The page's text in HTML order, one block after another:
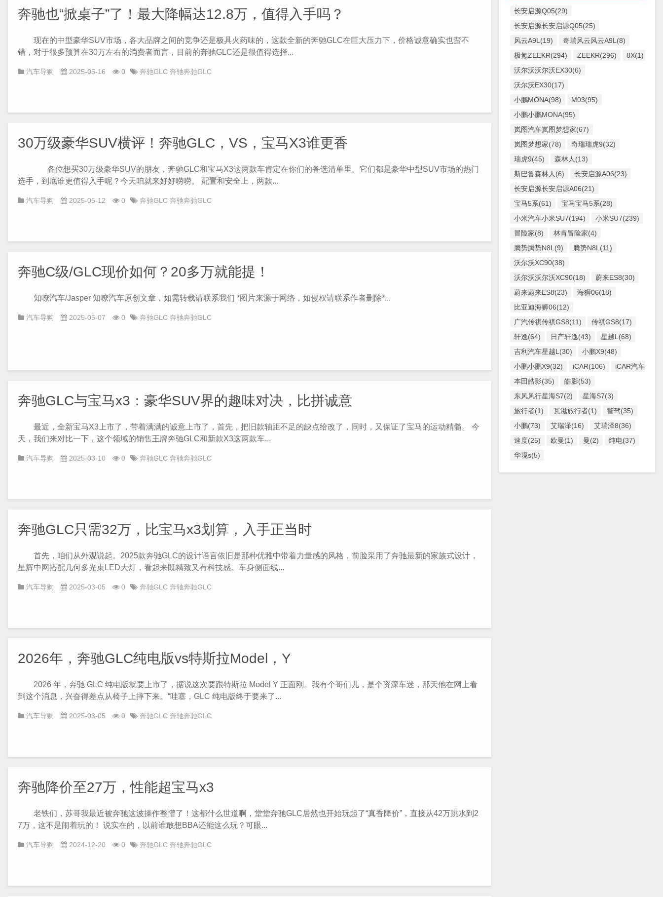
奔驰也“掀桌子”了！最大降幅达12.8万，值得入手吗？
现在的中型豪华SUV市场，各大品牌之间的竞争还是极具火药味的，这款全新的奔驰GLC在巨大压力下，价格诚意确实也蛮不
错，对于很多预算在30万左右的消费者而言，目前的奔驰GLC还是很值得选择...
汽车导购 2025-05-16 0 奔驰GLC 奔驰奔驰GLC
30万级豪华SUV横评！奔驰GLC，VS，宝马X3谁更香
各位想买30万级豪华SUV的朋友，奔驰GLC和宝马X3这两款车肯定在你们的备选清单里。它们都是豪华中型SUV市场的热门
选手，到底谁更值得入手呢？今天咱就来好好唠唠。 配置和安全上，两款...
汽车导购 2025-05-12 0 奔驰GLC 奔驰奔驰GLC
奔驰C级/GLC现价如何？20多万就能提！
知嘹汽车/Jasper 知嘹汽车原创文章，如需转载请联系我们 *图片来源于网络，如侵权请联系作者删除*...
汽车导购 2025-05-07 0 奔驰GLC 奔驰奔驰GLC
奔驰GLC与宝马x3：豪华SUV界的趣味对决，比拼诚意
最近，全新宝马X3上市了，带着满满的诚意上市了，首先，把旧款轴距不足的缺点给改了，同时，又保证了宝马的运动精髓。 今
天，我们来对比一下，这个领域的销售王牌奔驰GLC和新款X3这两款车...
汽车导购 2025-03-10 0 奔驰GLC 奔驰奔驰GLC
奔驰GLC只需32万，比宝马x3划算，入手正当时
首先，咱们从外观说起。2025款奔驰GLC的设计语言依旧是那种优雅中带着力量感的风格，前脸采用了奔驰最新的家族式设计，
星辉中网搭配几何多光束LED大灯，看起来既精致又有科技感。车身侧面线...
汽车导购 2025-03-05 0 奔驰GLC 奔驰奔驰GLC
2026年，奔驰GLC纯电版vs特斯拉Model，Y
2026 年，奔驰 GLC 纯电版就要上市了，据说这次要跟特斯拉 Model Y 正面刚。我有个哥们儿，是个资深车迷，那天他在网上看
到这个消息，兴奋得差点从椅子上摔下来。“哇塞，GLC 纯电版终于要来了...
汽车导购 2025-03-05 0 奔驰GLC 奔驰奔驰GLC
奔驰降价至27万，性能超宝马x3
老铁们，苏哥我最近被奔驰这波操作整懵了！这都什么世道啊，堂堂奔驰GLC居然也开始玩起了“真香降价”，直接从42万跳水到2
7万，这不是闹着玩的！ 说实在的，以前谁敢想BBA还能这么玩？可眼...
汽车导购 2024-12-20 0 奔驰GLC 奔驰奔驰GLC
长安启源Q05(29)
长安启源长安启源Q05(25)
风云A9L(19)
奇瑞风云风云A9L(8)
极氪ZEEKR(294)
ZEEKR(296)
8X(1)
沃尔沃沃尔沃EX30(6)
沃尔沃EX30(17)
小鹏MONA(98)
M03(95)
小鹏小鹏MONA(95)
岚图汽车岚图梦想家(67)
岚图梦想家(78)
奇瑞瑞虎9(32)
瑞虎9(45)
森林人(13)
斯巴鲁森林人(6)
长安启源A06(23)
长安启源长安启源A06(21)
宝马5系(61)
宝马宝马5系(28)
小米汽车小米SU7(194)
小米SU7(239)
冒险家(8)
林肯冒险家(4)
腾势腾势N8L(9)
腾势N8L(11)
沃尔沃XC90(38)
沃尔沃沃尔沃XC90(18)
蔚来ES8(30)
蔚来蔚来ES8(23)
海狮06(18)
比亚迪海狮06(12)
广汽传祺传祺GS8(11)
传祺GS8(17)
轩逸(64)
日产轩逸(43)
星越L(68)
吉利汽车星越L(30)
小鹏X9(48)
小鹏小鹏X9(32)
iCAR(106)
iCAR汽车
本田皓影(35)
皓影(53)
东风风行星海S7(2)
星海S7(3)
旅行者(1)
瓦滋旅行者(1)
智驾(35)
小鹏(73)
艾瑞泽(16)
艾瑞泽8(36)
速度(25)
欧曼(1) 曼(2)
纯电(37)
华境s(5)